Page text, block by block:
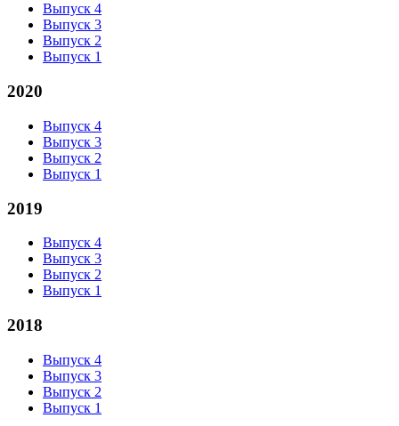
Выпуск 4
Выпуск 3
Выпуск 2
Выпуск 1
2020
Выпуск 4
Выпуск 3
Выпуск 2
Выпуск 1
2019
Выпуск 4
Выпуск 3
Выпуск 2
Выпуск 1
2018
Выпуск 4
Выпуск 3
Выпуск 2
Выпуск 1